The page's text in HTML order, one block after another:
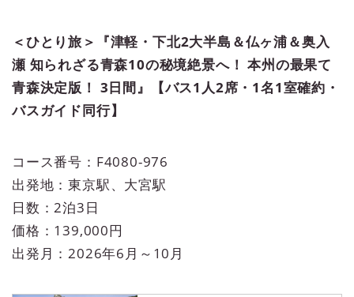
＜ひとり旅＞『津軽・下北2大半島＆仏ヶ浦＆奥入
瀬 知られざる青森10の秘境絶景へ！ 本州の最果て
青森決定版！ 3日間』【バス1人2席・1名1室確約・
バスガイド同行】
コース番号：F4080-976
出発地：東京駅、大宮駅
日数：2泊3日
価格：139,000円
出発月：2026年6月～10月